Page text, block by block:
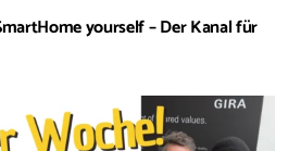
yourself – Der Kanal für